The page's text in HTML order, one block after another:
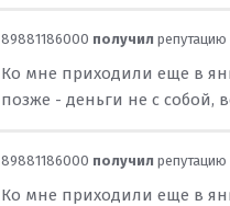
89881186000 получил репутацию
Ко мне приходили еще в
позже - деньги не с собой,
89881186000 получил репутацию
Ко мне приходили еще в